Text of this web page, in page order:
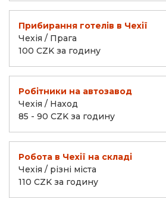
Прибирання готелів в Чехії
Чехія / Прага
100 CZK за годину
Робітники на автозавод
Чехія / Наход
85 - 90 CZK за годину
Робота в Чехії на складі
Чехія / різні міста
110 CZK за годину